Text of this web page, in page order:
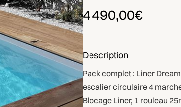
4 490,00€
Description
Pack complet : Liner
escalier circulaire 4
Blocage Liner, 1 rouleau